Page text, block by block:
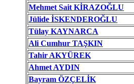
Mehmet Sait KİRAZOĞLU
Jülide İSKENDEROĞLU
Tülay KAYNARCA
Ali Cumhur TAŞKIN
Tahir AKYÜREK
Ahmet AYDIN
Bayram ÖZÇELİK